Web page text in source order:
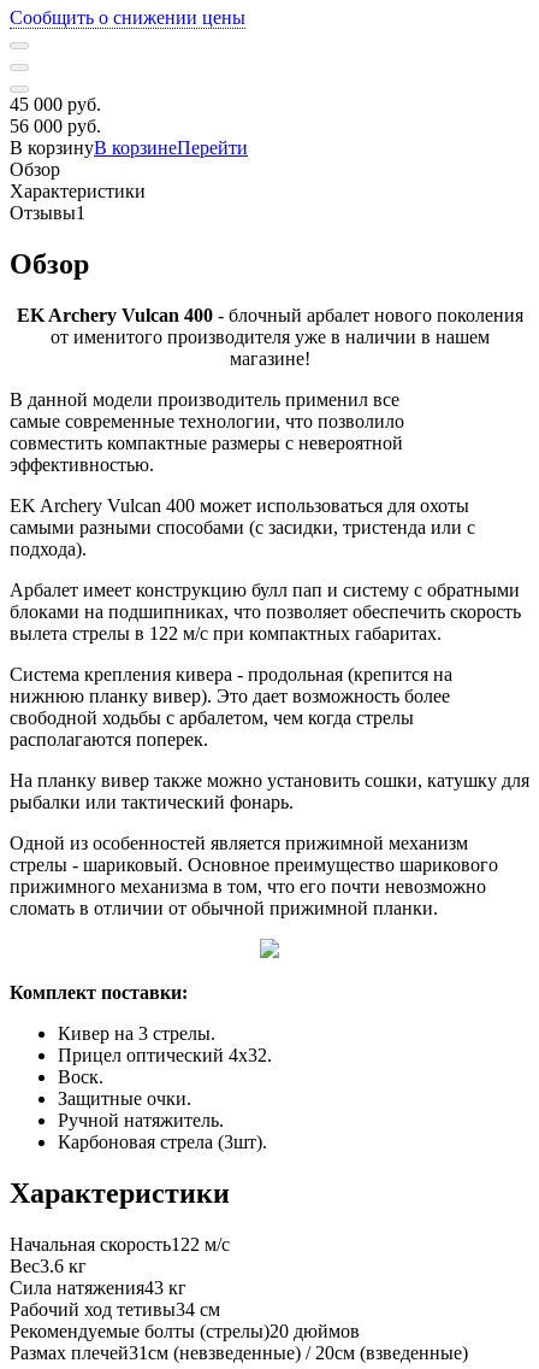
Сообщить о снижении цены
45 000 руб.
56 000 руб.
В корзинуВ корзинеПерейти
Обзор
Характеристики
Отзывы1
Обзор
EK Archery Vulcan 400- блочный арбалет нового поколения
от именитого производителя уже в наличии в нашем
магазине!
В данной модели производитель применил все
самые современные технологии, что позволило
совместить компактные размеры с невероятной
эффективностью.
EK Archery Vulcan 400 может использоваться для охоты
самыми разными способами (с засидки, тристенда или с
подхода).
Арбалет имеет конструкцию булл пап и систему с обратными
блоками на подшипниках, что позволяет обеспечить скорость
вылета стрелы в 122 м/с при компактных габаритах.
Система крепления кивера - продольная (крепится на
нижнюю планку вивер). Это дает возможность более
свободной ходьбы с арбалетом, чем когда стрелы
располагаются поперек.
На планку вивер также можно установить сошки, катушку для
рыбалки или тактический фонарь.
Одной из особенностей является прижимной механизм
стрелы - шариковый. Основное преимущество шарикового
прижимного механизма в том, что его почти невозможно
сломать в отличии от обычной прижимной планки.
Комплект поставки:
Кивер на 3 стрелы.
Прицел оптический 4х32.
Воск.
Защитные очки.
Ручной натяжитель.
Карбоновая стрела (3шт).
Характеристики
Начальная скорость122 м/с
Вес3.6 кг
Сила натяжения43 кг
Рабочий ход тетивы34 см
Рекомендуемые болты (стрелы)20 дюймов
Размах плечей31см (невзведенные) / 20см (взведенные)